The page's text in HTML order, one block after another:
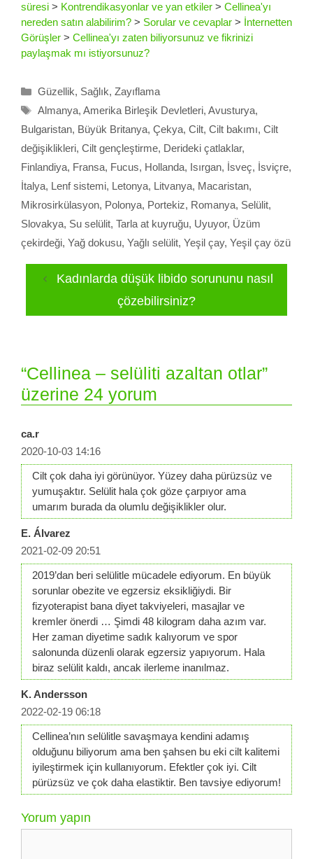
süresi > Kontrendikasyonlar ve yan etkiler > Cellinea'yı
nereden satın alabilirim? > Sorular ve cevaplar > İnternetten
Görüşler > Cellinea'yı zaten biliyorsunuz ve fikrinizi
paylaşmak mı istiyorsunuz?
Kategoriler
Güzellik, Sağlık, Zayıflama
Etiketler
Almanya, Amerika Birleşik Devletleri, Avusturya,
Bulgaristan, Büyük Britanya, Çekya, Cilt, Cilt bakımı, Cilt
değişiklikleri, Cilt gençleştirme, Derideki çatlaklar,
Finlandiya, Fransa, Fucus, Hollanda, Isırgan, İsveç, İsviçre,
İtalya, Lenf sistemi, Letonya, Litvanya, Macaristan,
Mikrosirkülasyon, Polonya, Portekiz, Romanya, Selülit,
Slovakya, Su selülit, Tarla at kuyruğu, Uyuyor, Üzüm
çekirdeği, Yağ dokusu, Yağlı selülit, Yeşil çay, Yeşil çay özü
Kadınlarda düşük libido sorununu nasıl
çözebilirsiniz?
“Cellinea – selüliti azaltan otlar”
üzerine 24 yorum
ca.r
2020-10-03 14:16
Cilt çok daha iyi görünüyor. Yüzey daha pürüzsüz ve
yumuşaktır. Selülit hala çok göze çarpıyor ama
umarım burada da olumlu değişiklikler olur.
E. Álvarez
2021-02-09 20:51
2019’dan beri selülitle mücadele ediyorum. En büyük
sorunlar obezite ve egzersiz eksikliğiydi. Bir
fizyoterapist bana diyet takviyeleri, masajlar ve
kremler önerdi … Şimdi 48 kilogram daha azım var.
Her zaman diyetime sadık kalıyorum ve spor
salonunda düzenli olarak egzersiz yapıyorum. Hala
biraz selülit kaldı, ancak ilerleme inanılmaz.
K. Andersson
2022-02-19 06:18
Cellinea’nın selülitle savaşmaya kendini adamış
olduğunu biliyorum ama ben şahsen bu eki cilt kalitemi
iyileştirmek için kullanıyorum. Efektler çok iyi. Cilt
pürüzsüz ve çok daha elastiktir. Ben tavsiye ediyorum!
Yorum yapın